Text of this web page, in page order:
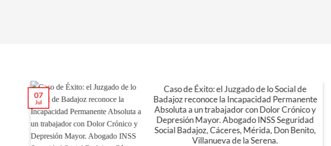
Caso de Éxito: el Juzgado de lo Social de
Badajoz reconoce la Incapacidad Permanente
Absoluta a un trabajador con Dolor Crónico y
Depresión Mayor. Abogado INSS Seguridad
Social Badajoz, Cáceres, Mérida, Don Benito,
Villanueva de la Serena.
07
Jul